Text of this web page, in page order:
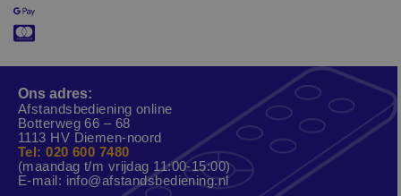
Ons adres:
Afstandsbediening online
Botterweg 66 – 68
1113 HV Diemen-noord
Tel: 020 600 7480
(maandag t/m vrijdag 11:00-15:00)
E-mail: info@afstandsbediening.nl